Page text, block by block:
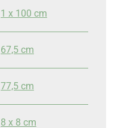
1 x 100 cm
67,5 cm
77,5 cm
8 x 8 cm